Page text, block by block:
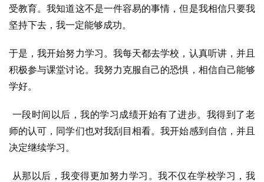
受教育。我知道这不是一件容易的事情，但是我相信只要我
坚持下去，我一定能够成功。
于是，我开始努力学习。我每天都去学校，认真听讲，并且
积极参与课堂讨论。我努力克服自己的恐惧，相信自己能够
学好。
师的认可，同学们也对我刮目相看。我开始感到自信，并且
决定继续学习。